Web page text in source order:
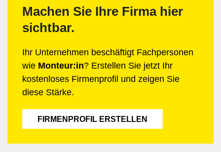
Machen Sie Ihre Firma hier
sichtbar.
Ihr Unternehmen beschäftigt Fachpersonen
wie Monteur:in? Erstellen Sie jetzt Ihr
kostenloses Firmenprofil und zeigen Sie
diese Stärke.
FIRMENPROFIL ERSTELLEN